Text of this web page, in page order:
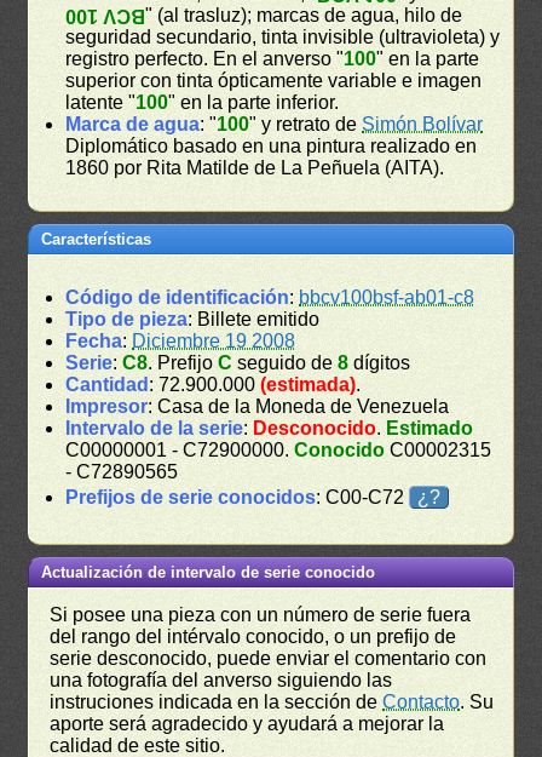
BCV 100" (al trasluz); marcas de agua, hilo de
seguridad secundario, tinta invisible (ultravioleta) y
registro perfecto. En el anverso "100" en la parte
superior con tinta ópticamente variable e imagen
latente "100" en la parte inferior.
Marca de agua: "100" y retrato deSimón Bolívar
Diplomático basado en una pintura realizado en
1860 por Rita Matilde de La Peñuela (AITA).
Características
Código de identificación: bbcv100bsf-ab01-c8
Tipo de pieza: Billete emitido
Fecha: Diciembre 19 2008
Serie:C8. PrefijoC seguido de8 dígitos
Cantidad : 72.900.000(estimada).
Impresor: Casa de la Moneda de Venezuela
Intervalo de la serie: Desconocido. Estimado
C00000001 - C72900000.Conocido C00002315
- C72890565
Prefijos de serie conocidos: C00-C72 ¿?
Actualización de intervalo de serie conocido
Si posee una pieza con un número de serie fuera
del rango del intérvalo conocido, o un prefijo de
serie desconocido, puede enviar el comentario con
una fotografía del anverso siguiendo las
instruciones indicada en la sección deContacto. Su
aporte será agradecido y ayudará a mejorar la
calidad de este sitio.